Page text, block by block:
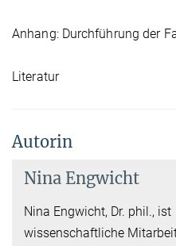
Anhang: Durchführung der
Literatur
Autorin
Nina Engwicht
Nina Engwicht, Dr. phil., ist
wissenschaftliche